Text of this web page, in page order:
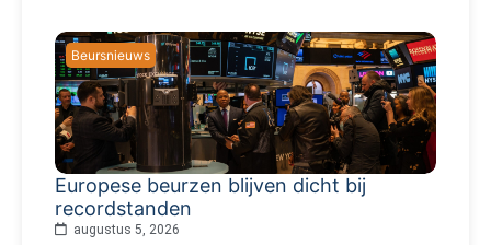
Beursnieuws
Europese beurzen blijven dicht bij
recordstanden
augustus 5, 2026